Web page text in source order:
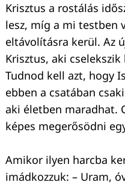
Krisztus a rostálás
lesz, míg a mi testben
eltávolításra kerül. Az
Krisztus, aki
Tudnod kell azt, hogy
ebben a csatában
aki életben maradhat.
képes megerősödni
Amikor ilyen harcba
imádkozzuk: – Uram,